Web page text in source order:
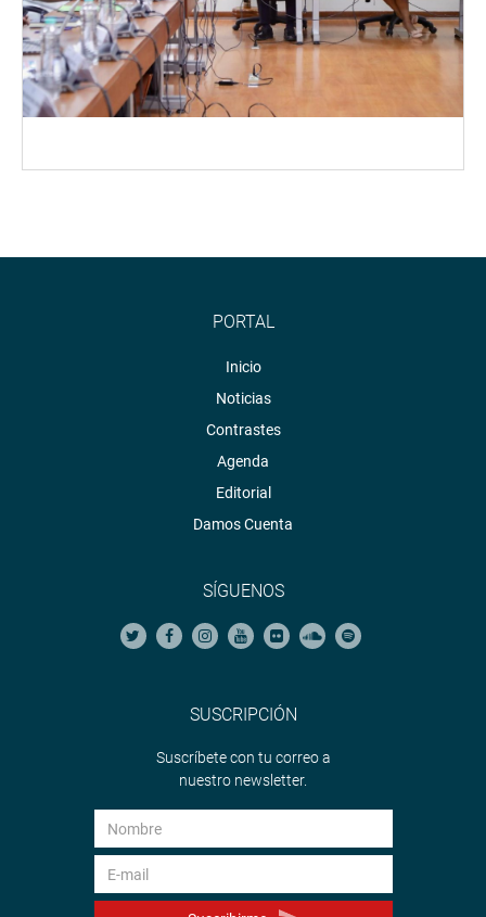
PORTAL
Inicio
Noticias
Contrastes
Agenda
Editorial
Damos Cuenta
SÍGUENOS
SUSCRIPCIÓN
Suscríbete con tu correo a
nuestro newsletter.